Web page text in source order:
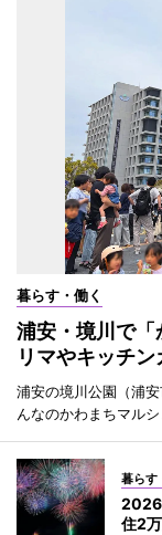
暮らす・働く
浦安・境川で「
リマやキッチ
浦安の境川公園（浦
んなのかわまちマル
暮らす
2026
住2